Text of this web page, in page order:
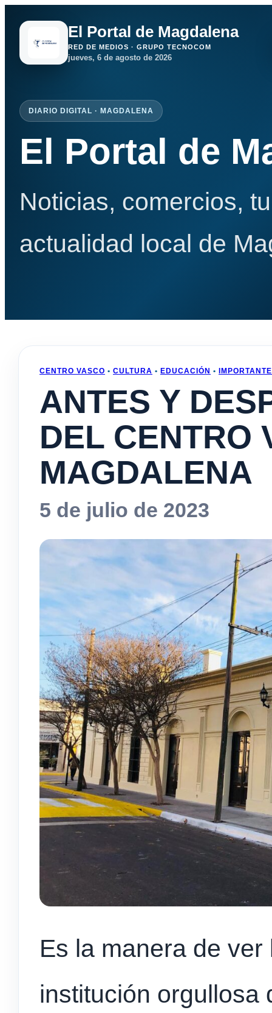
El Portal de Magdalena
RED DE MEDIOS · GRUPO TECNOCOM
jueves, 6 de agosto de 2026
DIARIO DIGITAL · MAGDALENA
El Portal de
Noticias, comercios,
actualidad local de
CENTRO VASCO • CULTURA • EDUCACIÓN • IMPORTANTE
ANTES Y
DEL CENTRO
MAGDALENA
5 de julio de 2023
Es la manera de
institución orgullosa